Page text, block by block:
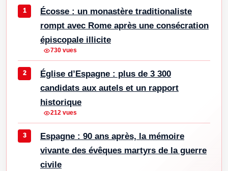
Écosse : un monastère traditionaliste
rompt avec Rome après une consécration
épiscopale illicite
730 vues
Église d’Espagne : plus de 3 300
candidats aux autels et un rapport
historique
212 vues
Espagne : 90 ans après, la mémoire
vivante des évêques martyrs de la guerre
civile